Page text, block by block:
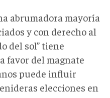
abrumadora mayoría
y con derecho al
del sol” tiene
favor del magnate
puede influir
elecciones en